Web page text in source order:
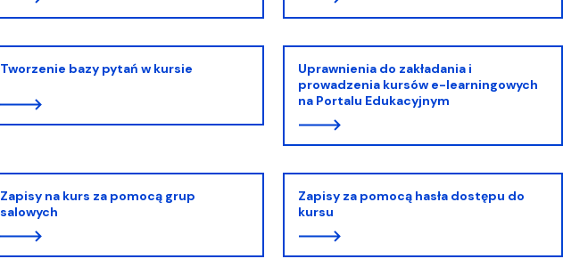
Tworzenie bazy pytań w kursie
Uprawnienia do zakładania i
prowadzenia kursów e-learningowych
na Portalu Edukacyjnym
Zapisy na kurs za pomocą grup
salowych
Zapisy za pomocą hasła dostępu do
kursu